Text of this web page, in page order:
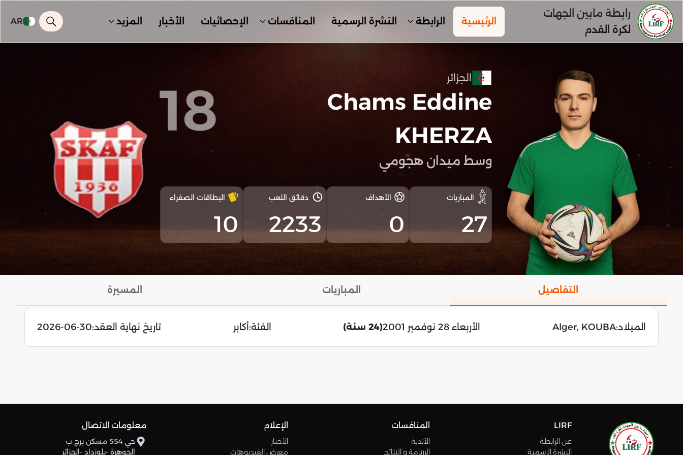
رابطة مابين الجهات
لكرة القدم
الرئيسية الرابطة النشرة الرسمية المنافسات الإحصائيات الأخبار المزيد AR
الجزائر
Chams Eddine
KHERZA
وسط ميدان هجومي
المباريات
27
الأهداف
0
دقائق اللعب
2233
البطاقات الصفراء
10
18
التفاصيل المباريات المسيرة
الميلاد:Alger, KOUBA الأربعاء 28 نوفمبر 2001 (24 سنة) الفئة:أكابر تاريخ نهاية العقد:2026-06-30
LIRF
عن الرابطة
النشرة الرسمية
المنافسات
الأندية
الرزنامة و النتائج
الإعلام
الأخبار
معرض الفيديوهات
معلومات الاتصال
حي 554 مسكن برج ب
الجوهرة -بلوزداد -الجزائر